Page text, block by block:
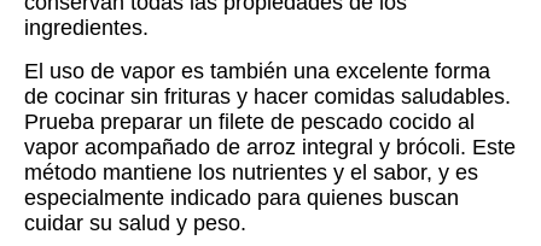
ingredientes.
El uso de vapor es también una excelente forma
de cocinar sin frituras y hacer comidas saludables.
Prueba preparar un filete de pescado cocido al
vapor acompañado de arroz integral y brócoli. Este
método mantiene los nutrientes y el sabor, y es
especialmente indicado para quienes buscan
cuidar su salud y peso.